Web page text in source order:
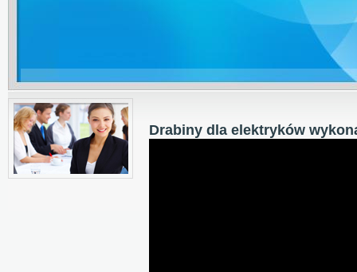
Drabiny dla elektryków